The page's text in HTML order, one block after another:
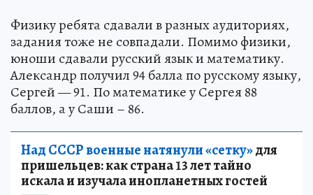
Физику ребята сдавали в разных аудиториях,
задания тоже не совпадали. Помимо физики,
юноши сдавали русский язык и математику.
Александр получил 94 балла по русскому языку,
Сергей — 91. По математике у Сергея 88
баллов, а у Саши – 86.
Над СССР военные натянули «сетку»для
пришельцев: как страна 13 лет тайно
искала и изучала инопланетных гостей